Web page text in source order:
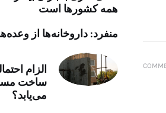
همه کشورها است
منفرد: داروخانه‌ها از
الزام
ساخت
می‌یابد؟